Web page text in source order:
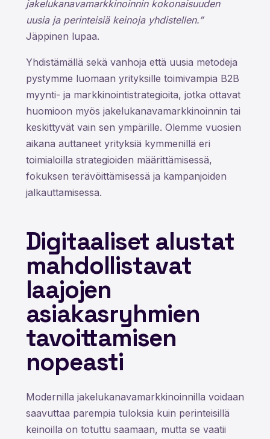
jakelukanavamarkkinoinnin kokonaisuuden
uusia ja perinteisiä keinoja yhdistellen.”
Jäppinen lupaa.
Yhdistämällä sekä vanhoja että uusia metodeja
pystymme luomaan yrityksille toimivampia B2B
myynti- ja markkinointistrategioita, jotka ottavat
huomioon myös jakelukanavamarkkinoinnin tai
keskittyvät vain sen ympärille. Olemme vuosien
aikana auttaneet yrityksiä kymmenillä eri
toimialoilla strategioiden määrittämisessä,
fokuksen terävöittämisessä ja kampanjoiden
jalkauttamisessa.
Digitaaliset alustat
mahdollistavat
laajojen
asiakasryhmien
tavoittamisen
nopeasti
Modernilla jakelukanavamarkkinoinnilla voidaan
saavuttaa parempia tuloksia kuin perinteisillä
keinoilla on totuttu saamaan, mutta se vaatii